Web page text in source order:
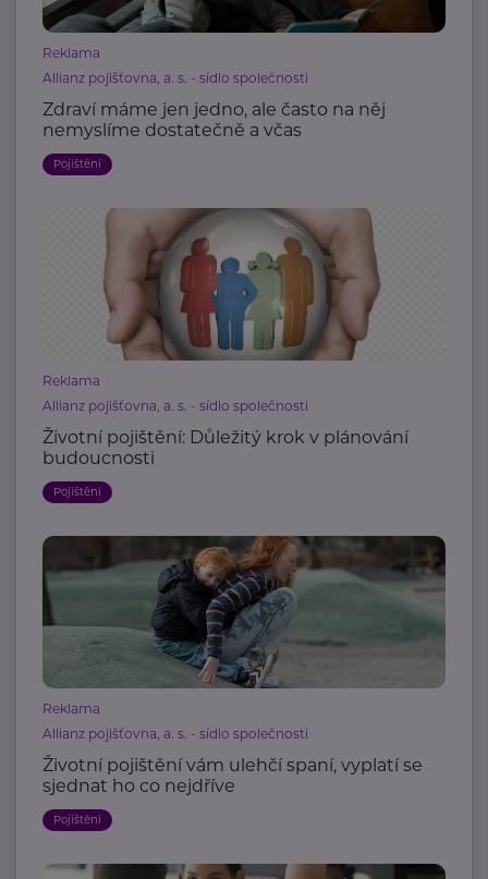
Reklama
Allianz pojišťovna, a. s. - sídlo společnosti
Zdraví máme jen jedno, ale často na něj
nemyslíme dostatečně a včas
Pojištění
Reklama
Allianz pojišťovna, a. s. - sídlo společnosti
Životní pojištění: Důležitý krok v plánování
budoucnosti
Pojištění
Reklama
Allianz pojišťovna, a. s. - sídlo společnosti
Životní pojištění vám ulehčí spaní, vyplatí se
sjednat ho co nejdříve
Pojištění